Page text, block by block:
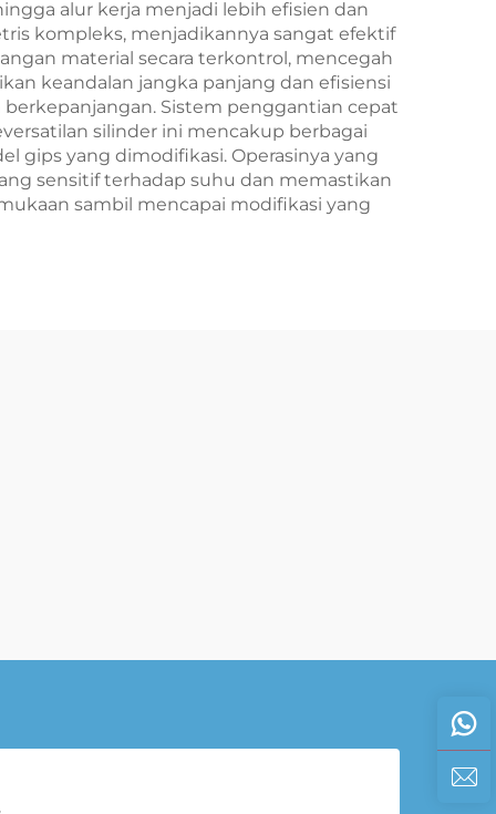
alur kerja menjadi lebih efisien dan
kompleks, menjadikannya sangat efektif
material secara terkontrol, mencegah
keandalan jangka panjang dan efisiensi
Sistem penggantian cepat
silinder ini mencakup berbagai
gips yang dimodifikasi. Operasinya yang
sensitif terhadap suhu dan memastikan
sambil mencapai modifikasi yang